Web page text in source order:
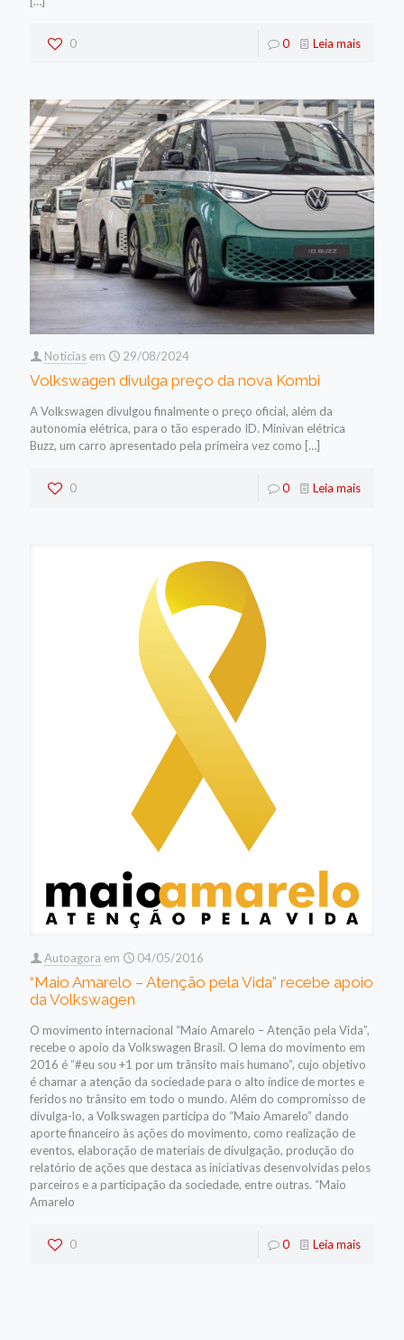
0 0 Leia mais
Noticias em 29/08/2024
Volkswagen divulga preço da nova Kombi
A Volkswagen divulgou finalmente o preço oficial, além da
autonomia elétrica, para o tão esperado ID. Minivan elétrica
Buzz, um carro apresentado pela primeira vez como […]
0 0 Leia mais
Autoagora em 04/05/2016
“Maio Amarelo – Atenção pela Vida” recebe apoio
da Volkswagen
O movimento internacional “Maio Amarelo – Atenção pela Vida”,
recebe o apoio da Volkswagen Brasil. O lema do movimento em
2016 é “#eu sou +1 por um trânsito mais humano”, cujo objetivo
é chamar a atenção da sociedade para o alto índice de mortes e
feridos no trânsito em todo o mundo. Além do compromisso de
divulga-lo, a Volkswagen participa do “Maio Amarelo” dando
aporte financeiro às ações do movimento, como realização de
eventos, elaboração de materiais de divulgação, produção do
relatório de ações que destaca as iniciativas desenvolvidas pelos
parceiros e a participação da sociedade, entre outras. “Maio
Amarelo
0 0 Leia mais